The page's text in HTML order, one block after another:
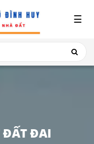
☰
ĐẤT ĐAI